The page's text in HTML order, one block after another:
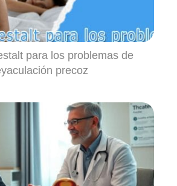
para los problemas de
precoz